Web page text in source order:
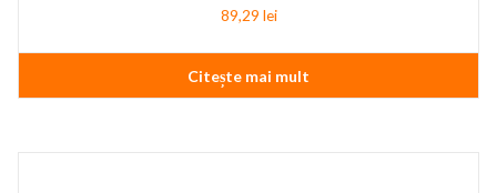
89,29 lei
Citește mai mult